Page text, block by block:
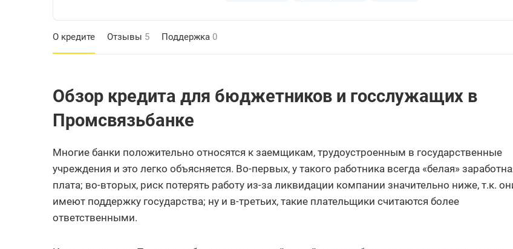
О кредите Отзывы 5 Поддержка 0
Обзор кредита для бюджетников и госслужащих в
Промсвязьбанке
Многие банки положительно относятся к заемщикам, трудоустроенным в государственные
учреждения и это легко объясняется. Во-первых, у такого работника всегда «белая»
плата; во-вторых, риск потерять работу из-за ликвидации компании значительно ниже, т.к.
имеют поддержку государства; ну и в-третьих, такие плательщики считаются более
ответственными.